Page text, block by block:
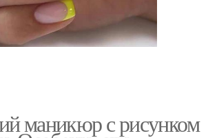
маникюр с рисунком